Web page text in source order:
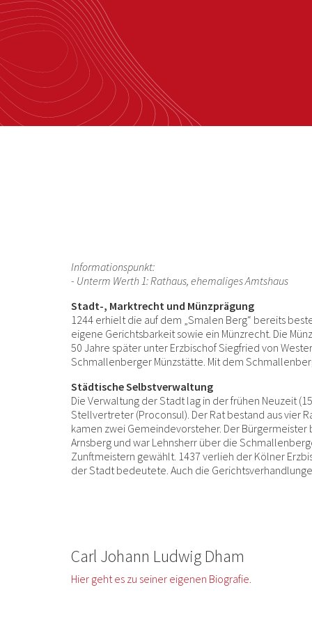
Informationspunkt:
- Unterm Werth 1: Rathaus, ehemaliges Amtshaus
Stadt-, Marktrecht und Münzprägung
1244 erhielt die auf dem „Smalen Berg“ bereits
eigene Gerichtsbarkeit sowie ein Münzrecht. Die
50 Jahre später unter Erzbischof Siegfried von
Schmallenberger Münzstätte. Mit dem
Städtische Selbstverwaltung
Die Verwaltung der Stadt lag in der frühen Neuzeit
Stellvertreter (Proconsul). Der Rat bestand aus vier
kamen zwei Gemeindevorsteher. Der
Arnsberg und war Lehnsherr über die
Zunftmeistern gewählt. 1437 verlieh der Kölner
der Stadt bedeutete. Auch die
Carl Johann Ludwig Dham
Hier geht es zu seiner eigenen Biografie.